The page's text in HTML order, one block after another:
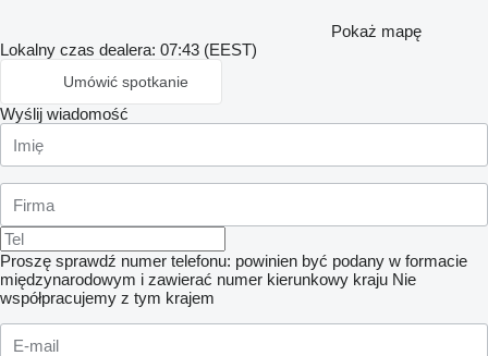
Pokaż mapę
Lokalny czas dealera: 07:43 (EEST)
Umówić spotkanie
Wyślij wiadomość
Proszę sprawdź numer telefonu: powinien być podany w formacie
międzynarodowym i zawierać numer kierunkowy kraju Nie
współpracujemy z tym krajem